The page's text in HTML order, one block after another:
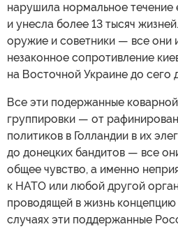
нарушила нормальное течение
и унесла более 13 тысяч
оружие и советники — все они
незаконное сопротивление
на Восточной Украине до сего
Все эти подержанные
группировки — от
политиков в Голландии в их
до донецких бандитов — все
общее чувство, а именно
к НАТО или любой другой
проводящей в жизнь
случаях эти поддержанные